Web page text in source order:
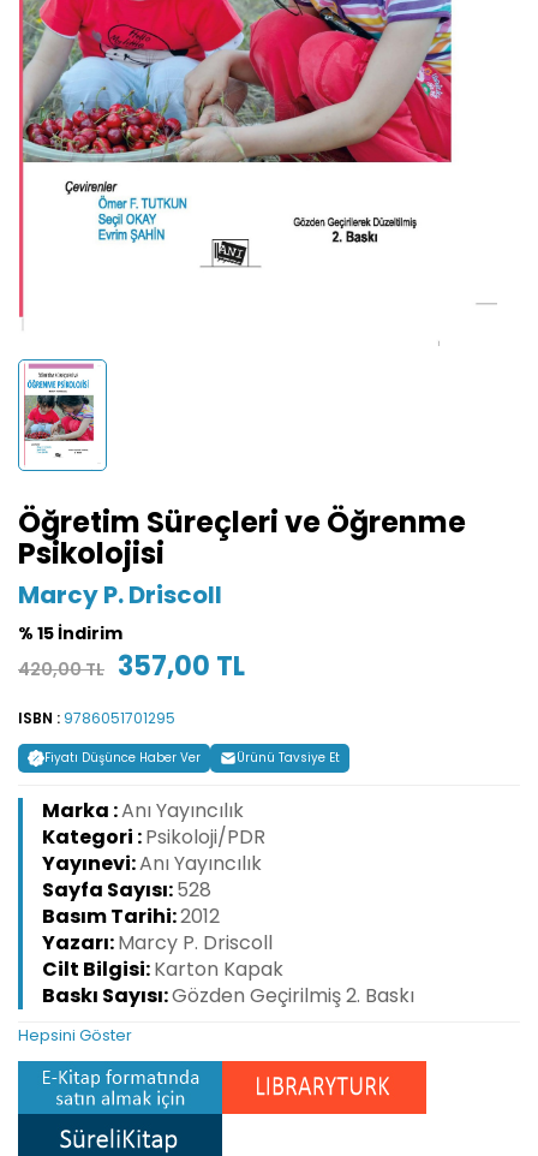
Öğretim Süreçleri ve Öğrenme
Psikolojisi
Marcy P. Driscoll
% 15 İndirim
420,00 TL 357,00 TL
ISBN : 9786051701295
Fiyatı Düşünce Haber Ver Ürünü Tavsiye Et
Marka :Anı Yayıncılık
Kategori :Psikoloji/PDR
Yayınevi:Anı Yayıncılık
Sayfa Sayısı:528
Basım Tarihi:2012
Yazarı:Marcy P. Driscoll
Cilt Bilgisi:Karton Kapak
Baskı Sayısı:Gözden Geçirilmiş 2. Baskı
Hepsini Göster